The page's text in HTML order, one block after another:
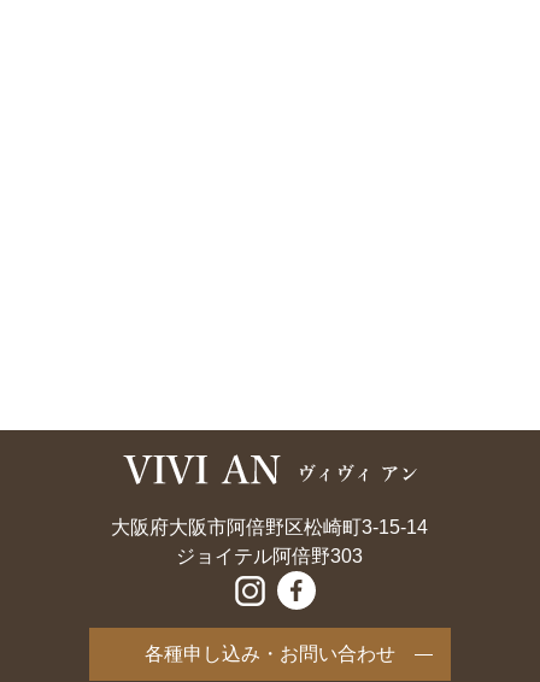
大阪府大阪市阿倍野区松崎町3-15-14
ジョイテル阿倍野303
各種申し込み・お問い合わせ